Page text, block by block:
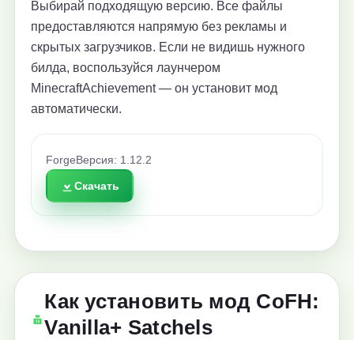
Выбирай подходящую версию. Все файлы
предоставляются напрямую без рекламы и
скрытых загрузчиков. Если не видишь нужного
билда, воспользуйся лаунчером
MinecraftAchievement — он установит мод
автоматически.
ForgeВерсия: 1.12.2
Скачать
Как установить мод CoFH:
Vanilla+ Satchels